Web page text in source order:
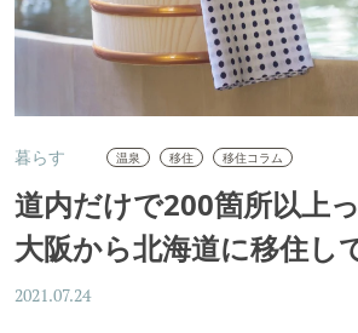
暮らす 温泉 移住 移住コラム
道内だけで200箇所以上
大阪から北海道に移住し
2021.07.24